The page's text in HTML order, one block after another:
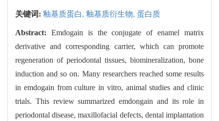
关键词: 釉基质蛋白, 釉基质衍生物, 蛋白质
Abstract: Emdogain is the conjugate of enamel matrix
derivative and corresponding carrier, which can promote
regeneration of periodontal tissues, biomineralization, bone
induction and so on. Many researchers reached some results
in emdogain from culture in vitro, animal studies and clinic
trials. This review summarized emdongain and its role in
periodontal disease, maxillofacial defects, dental implantation